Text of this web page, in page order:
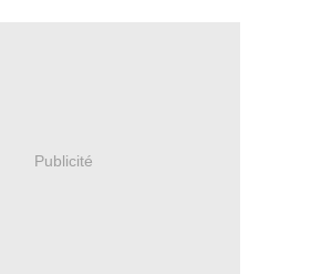
Publicité